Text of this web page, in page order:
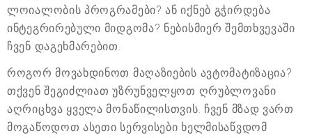
ლოიალობის პროგრამები? ან იქნებ გჭირდება
ინტეგრირებული მიდგომა? ნებისმიერ შემთხვევაში
ჩვენ დაგეხმარებით.
როგორ მოვახდინოთ მაღაზიების ავტომატიზაცია?
თქვენ შეგიძლიათ უზრუნველყოთ ღრუბლოვანი
აღრიცხვა ყველა მონაწილისთვის. ჩვენ მზად ვართ
მოგაწოდოთ ასეთი სერვისები ხელმისაწვდომ